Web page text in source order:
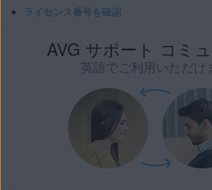
ライセンス番号を確認
AVG サポート コミ
英語でご利用いただけ